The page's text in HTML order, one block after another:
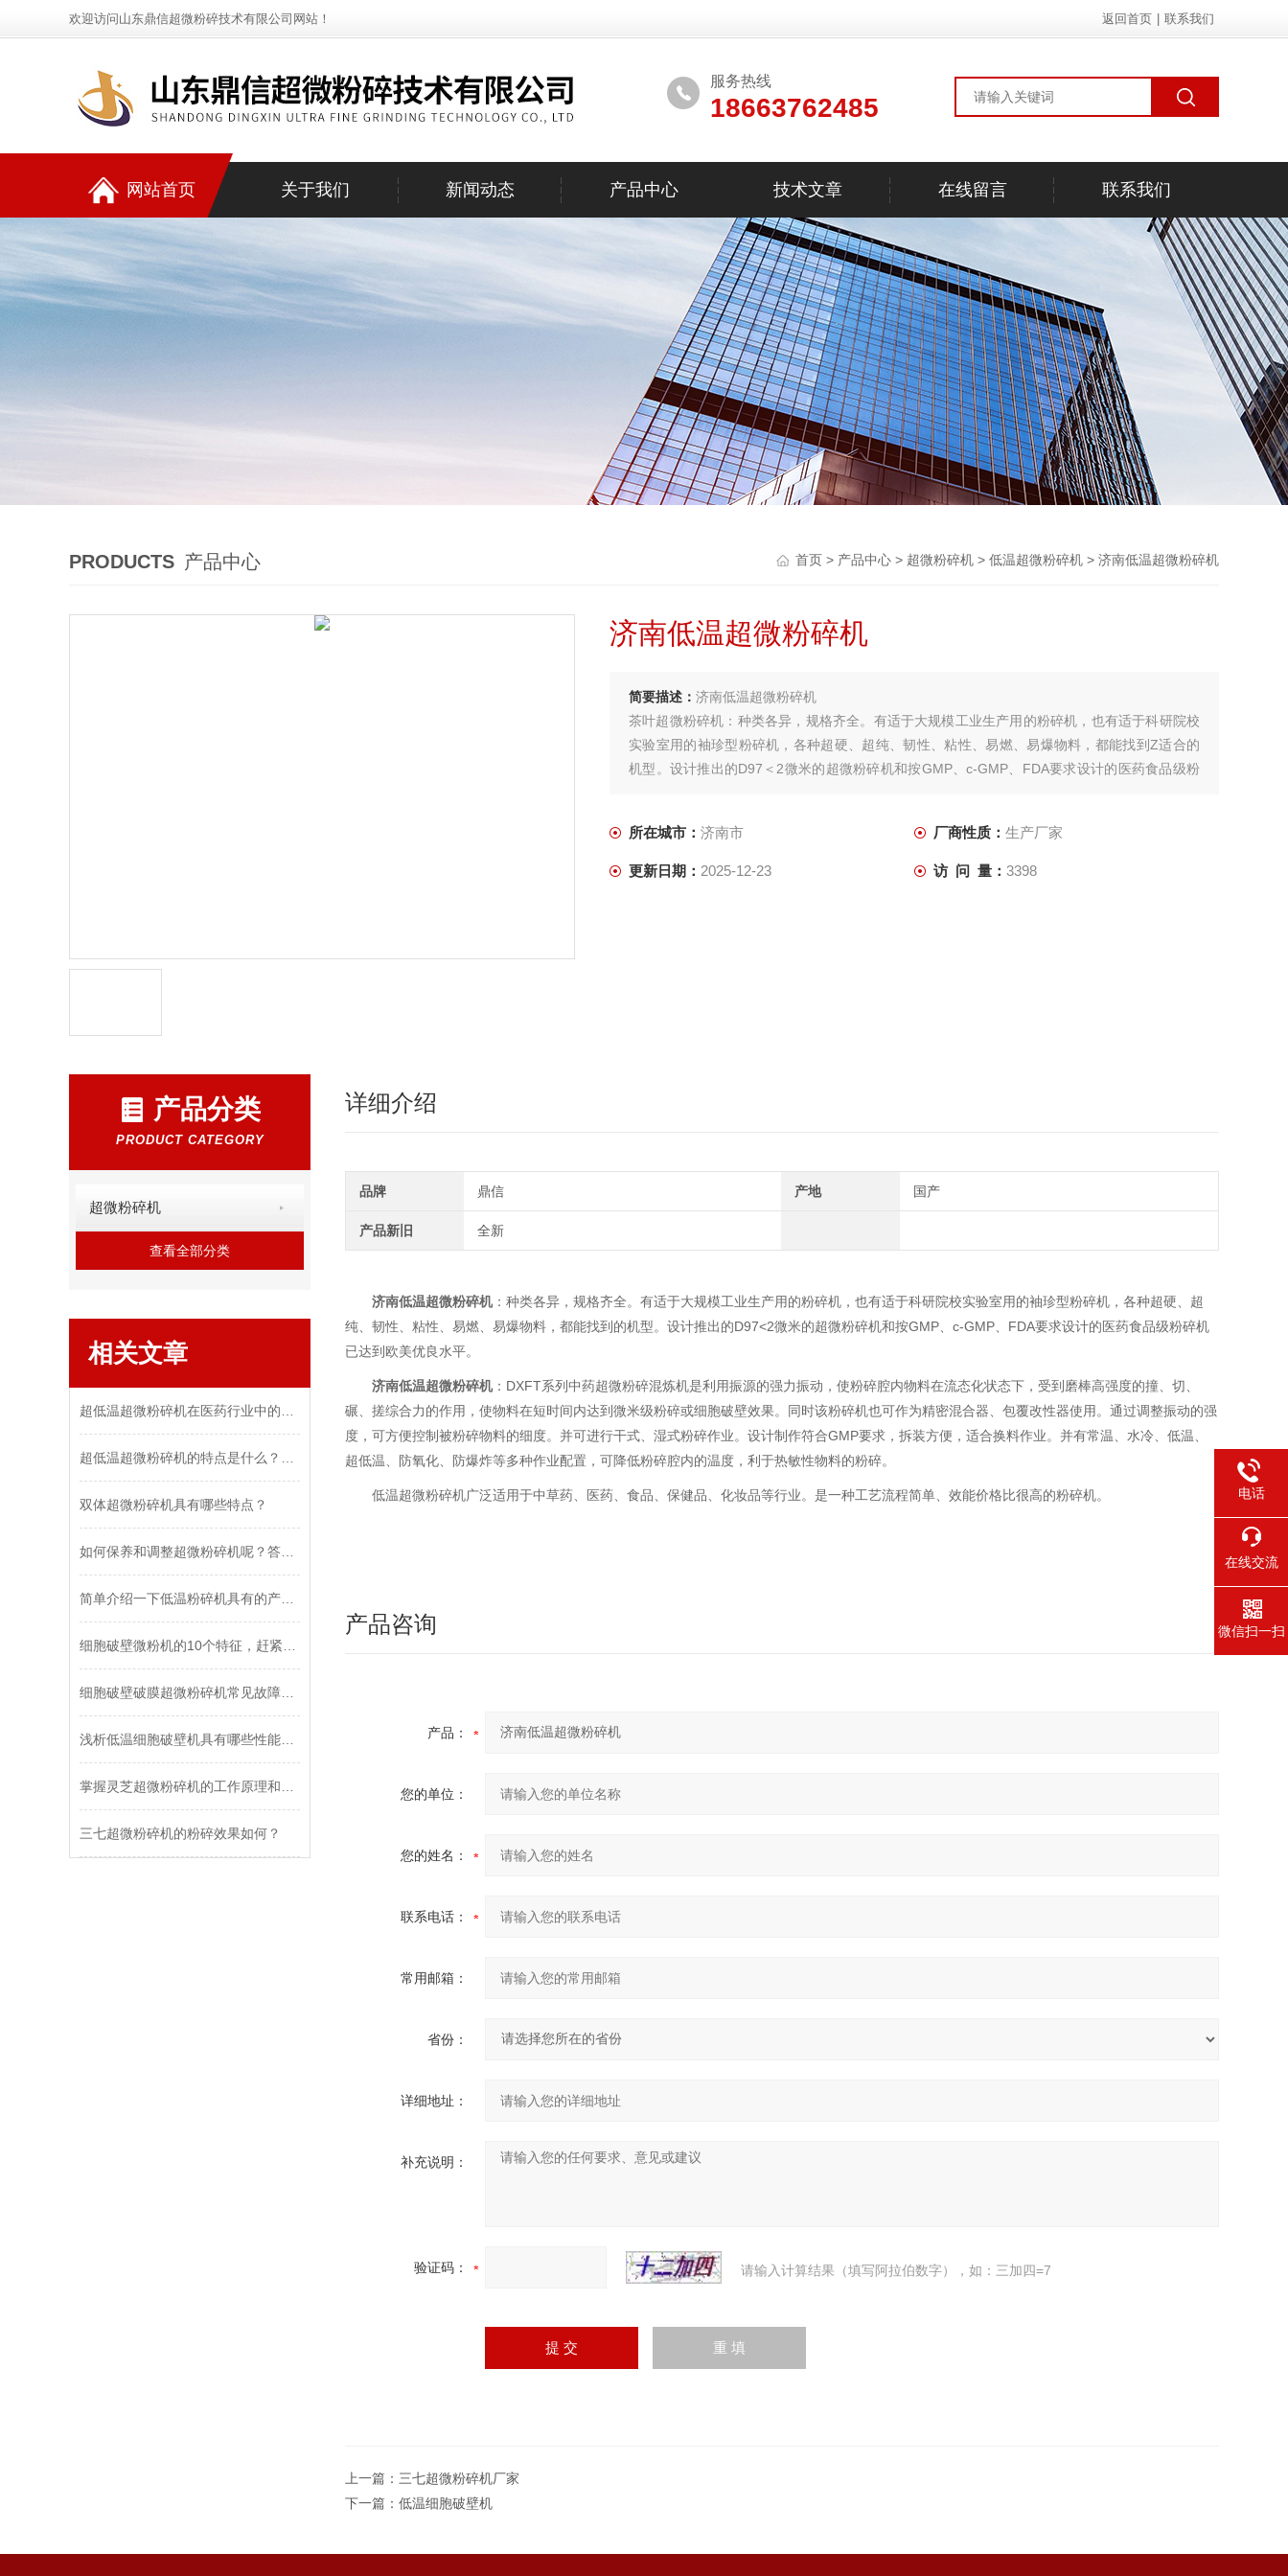
欢迎访问山东鼎信超微粉碎技术有限公司网站！ 返回首页 联系我们
服务热线
18663762485
网站首页 关于我们 新闻动态 产品中心 技术文章 在线留言 联系我们
PRODUCTS 产品中心 首页 > 产品中心 > 超微粉碎机 > 低温超微粉碎机 > 济南低温超微粉碎机
济南低温超微粉碎机
简要描述： 济南低温超微粉碎机
茶叶超微粉碎机：种类各异，规格齐全。有适于大规模工业生产用的粉碎机，也有适于科研院校
实验室用的袖珍型粉碎机，各种超硬、超纯、韧性、粘性、易燃、易爆物料，都能找到Z适合的
机型。设计推出的D97＜2微米的超微粉碎机和按GMP、c-GMP、FDA要求设计的医药食品级粉
所在城市： 济南市 厂商性质： 生产厂家
更新日期： 2025-12-23 访 问 量： 3398
产品分类
PRODUCT CATEGORY
超微粉碎机
查看全部分类
相关文章
双体超微粉碎机具有哪些特点？
三七超微粉碎机的粉碎效果如何？
详细介绍
品牌 鼎信 产地 国产
产品新旧 全新
济南低温超微粉碎机：种类各异，规格齐全。有适于大规模工业生产用的粉碎机，也有适于科研院校实验室用的袖珍型粉碎机，各种超硬、超
纯、韧性、粘性、易燃、易爆物料，都能找到的机型。设计推出的D97<2微米的超微粉碎机和按GMP、c-GMP、FDA要求设计的医药食品级粉碎机
已达到欧美优良水平。
济南低温超微粉碎机：DXFT系列中药超微粉碎混炼机是利用振源的强力振动，使粉碎腔内物料在流态化状态下，受到磨棒高强度的撞、切、
碾、搓综合力的作用，使物料在短时间内达到微米级粉碎或细胞破壁效果。同时该粉碎机也可作为精密混合器、包覆改性器使用。通过调整振动的强
度，可方便控制被粉碎物料的细度。并可进行干式、湿式粉碎作业。设计制作符合GMP要求，拆装方便，适合换料作业。并有常温、水冷、低温、
超低温、防氧化、防爆炸等多种作业配置，可降低粉碎腔内的温度，利于热敏性物料的粉碎。
低温超微粉碎机广泛适用于中草药、医药、食品、保健品、化妆品等行业。是一种工艺流程简单、效能价格比很高的粉碎机。
产品咨询
产品：
您的单位：
您的姓名：
联系电话：
常用邮箱：
省份：
详细地址：
补充说明：
验证码： 请输入计算结果（填写阿拉伯数字），如：三加四=7
上一篇： 三七超微粉碎机厂家
下一篇： 低温细胞破壁机
电话
在线交流
微信扫一扫